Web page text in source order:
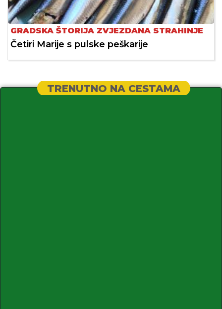
GRADSKA ŠTORIJA ZVJEZDANA STRAHINJE
Četiri Marije s pulske peškarije
TRENUTNO NA CESTAMA